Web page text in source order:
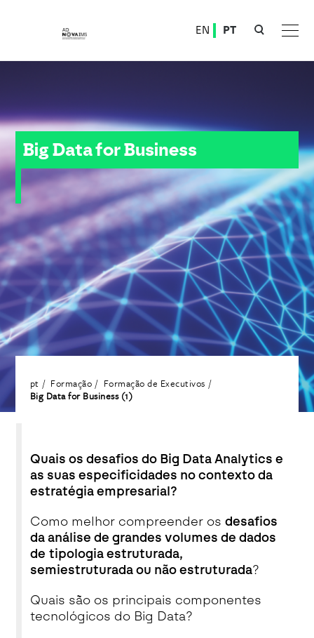
EN PT
Big Data for Business (1)
Big Data for Business
pt Formação
Formação de Executivos
Big Data for Business (1)
Quais os desafios do Big Data Analytics e
as suas especificidades no contexto da
estratégia empresarial?
Como melhor compreender os desafios
da análise de grandes volumes de dados
de tipologia estruturada,
semiestruturada ou não estruturada?
Quais são os principais componentes
tecnológicos do Big Data?